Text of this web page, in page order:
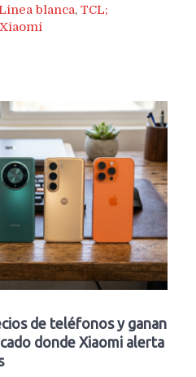
blanca, TCL;
Xiaomi
de teléfonos y ganan
donde Xiaomi alerta